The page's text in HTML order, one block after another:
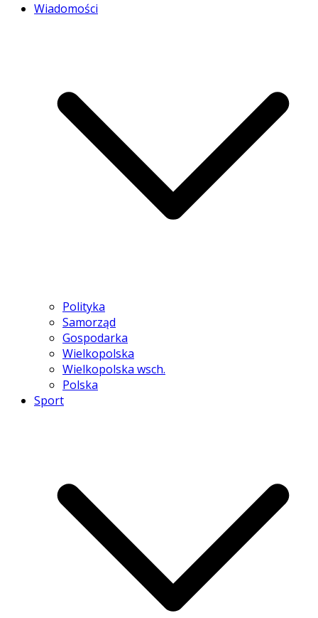
Wiadomości
Polityka
Samorząd
Gospodarka
Wielkopolska
Wielkopolska wsch.
Polska
Sport